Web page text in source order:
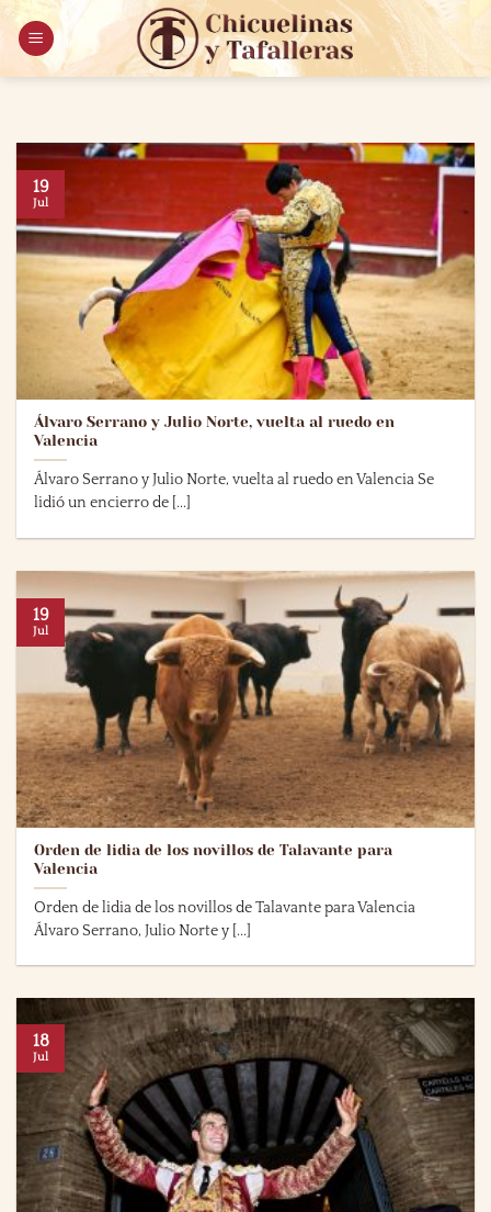
Saltar
contenido
Álvaro Serrano y Julio Norte, vuelta al ruedo en
Valencia
Álvaro Serrano y Julio Norte, vuelta al ruedo en Valencia Se
lidió un encierro de [...]
19
Jul
Orden de lidia de los novillos de Talavante para
Valencia
Orden de lidia de los novillos de Talavante para Valencia
Álvaro Serrano, Julio Norte y [...]
19
Jul
18
Jul